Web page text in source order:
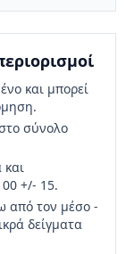
και μπορεί
σύνολο
και
+/- 15.
από τον μέσο -
δείγματα